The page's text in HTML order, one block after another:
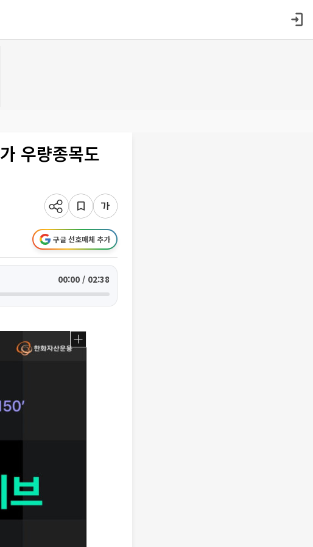
우량종목도
구글 선호매체 추가
00:00 / 02:38